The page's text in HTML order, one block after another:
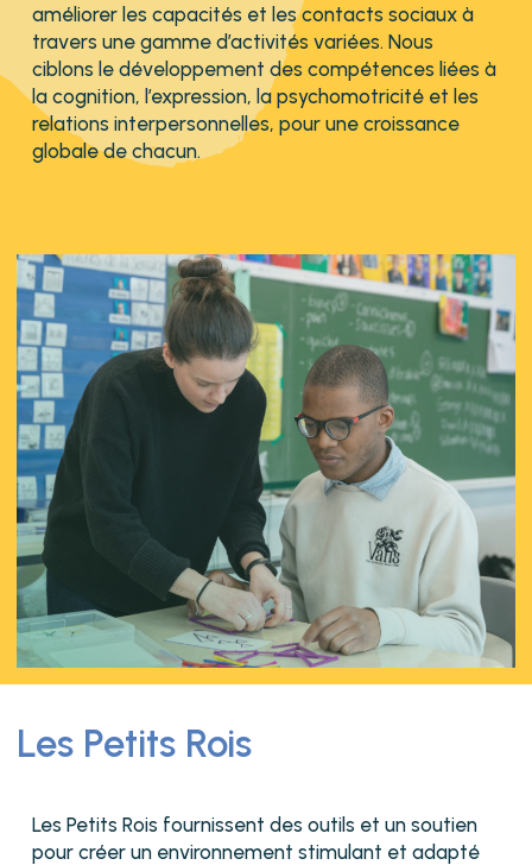
améliorer les capacités et les contacts sociaux à
travers une gamme d’activités variées. Nous
ciblons le développement des compétences liées à
la cognition, l’expression, la psychomotricité et les
relations interpersonnelles, pour une croissance
globale de chacun.
Les Petits Rois
Les Petits Rois fournissent des outils et un soutien
pour créer un environnement stimulant et adapté